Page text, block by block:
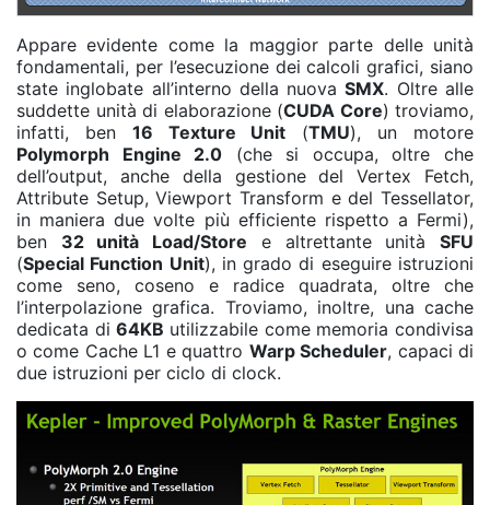
Appare evidente come la maggior parte delle unità
fondamentali, per l’esecuzione dei calcoli grafici, siano
state inglobate all’interno della nuovaSMX. Oltre alle
suddette unità di elaborazione (CUDA Core) troviamo,
infatti, ben 16 Texture Unit (TMU), un motore
Polymorph Engine 2.0 (che si occupa, oltre che
dell’output, anche della gestione del Vertex Fetch,
Attribute Setup, Viewport Transform e del Tessellator,
in maniera due volte più efficiente rispetto a Fermi),
ben 32 unità Load/Store e altrettante unitàSFU
(Special Function Unit), in grado di eseguire istruzioni
come seno, coseno e radice quadrata, oltre che
l’interpolazione grafica. Troviamo, inoltre, una cache
dedicata di64KB utilizzabile come memoria condivisa
o come Cache L1 e quattro Warp Scheduler, capaci di
due istruzioni per ciclo di clock.